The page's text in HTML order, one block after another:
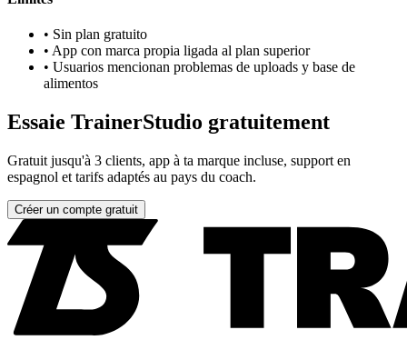
• Sin plan gratuito
• App con marca propia ligada al plan superior
• Usuarios mencionan problemas de uploads y base de
alimentos
Essaie TrainerStudio gratuitement
Gratuit jusqu'à 3 clients, app à ta marque incluse, support en
espagnol et tarifs adaptés au pays du coach.
Créer un compte gratuit